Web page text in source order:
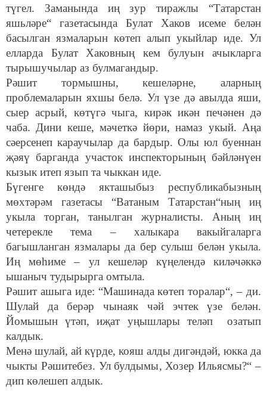
түгел. Заманында иң зур тиражлы “Татарстан
яшьләре“ газетасында Булат Хаков исеме белән
басылган язмаларын көтеп алып укыйлар иде. Ул
елларда Булат Хаковның кем булуын ачыкларга
тырышучылар аз булмагандыр.
Рәшит тормышны, кешеләрне, аларның
проблемаларын яхшы белә. Ул үзе дә авылда яши,
сыер асрый, көтүгә чыга, кирәк икән печәнен дә
чаба. Дини кеше, мәчеткә йөри, намаз укый. Аңа
сәерсенеп караучылар да бардыр. Олы юл буеннан
җәяү барганда участок инспекторының бәйләнүен
кызык итеп язып та чыккан иде.
Бүгенге көндә якташыбыз республикабызның
мөхтәрәм газетасы “Ватаным Татарстан“ның иң
укыла торган, танылган журналисты. Аның иң
четерекле тема – халыкара вакыйгаларга
багышланган язмалары да бер сулыш белән укыла.
Иң мөһиме – ул кешеләр күңелендә киләчәккә
ышаныч тудырырга омтыла.
Рәшит ашыга иде: “Машинада көтеп торалар“, – ди.
Шулай да берәр чынаяк чәй эчтек үзе белән.
Йомышын үтәп, иҗат уңышлары теләп озатып
калдык.
Менә шулай, ай күрде, кояш алды дигәндәй, юкка да
чыкты Рәшитебез. Ул булдымы, Хозер Ильясмы?“ –
дип көлешеп алдык.